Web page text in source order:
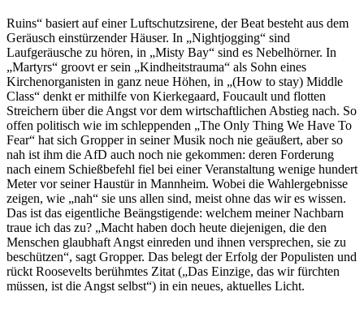
Ruins“ basiert auf einer Luftschutzsirene, der Beat besteht aus dem
Geräusch einstürzender Häuser. In „Nightjogging“ sind
Laufgeräusche zu hören, in „Misty Bay“ sind es Nebelhörner. In
„Martyrs“ groovt er sein „Kindheitstrauma“ als Sohn eines
Kirchenorganisten in ganz neue Höhen, in „(How to stay) Middle
Class“ denkt er mithilfe von Kierkegaard, Foucault und flotten
Streichern über die Angst vor dem wirtschaftlichen Abstieg nach. So
offen politisch wie im schleppenden „The Only Thing We Have To
Fear“ hat sich Gropper in seiner Musik noch nie geäußert, aber so
nah ist ihm die AfD auch noch nie gekommen: deren Forderung
nach einem Schießbefehl fiel bei einer Veranstaltung wenige hundert
Meter vor seiner Haustür in Mannheim. Wobei die Wahlergebnisse
zeigen, wie „nah“ sie uns allen sind, meist ohne das wir es wissen.
Das ist das eigentliche Beängstigende: welchem meiner Nachbarn
traue ich das zu? „Macht haben doch heute diejenigen, die den
Menschen glaubhaft Angst einreden und ihnen versprechen, sie zu
beschützen“, sagt Gropper. Das belegt der Erfolg der Populisten und
rückt Roosevelts berühmtes Zitat („Das Einzige, das wir fürchten
müssen, ist die Angst selbst“) in ein neues, aktuelles Licht.